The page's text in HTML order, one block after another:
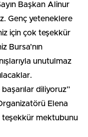
Başkan Alinur
Genç yeteneklere
için çok teşekkür
Bursa’nın
unutulmaz
diliyoruz”
Elena
teşekkür mektubunu